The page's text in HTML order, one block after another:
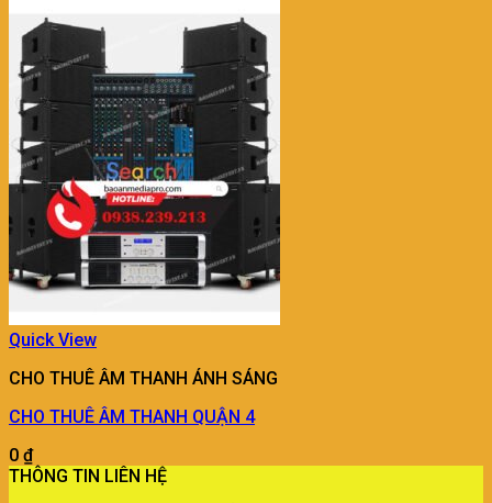
Quick View
CHO THUÊ ÂM THANH ÁNH SÁNG
CHO THUÊ ÂM THANH QUẬN 4
0 ₫
THÔNG TIN LIÊN HỆ